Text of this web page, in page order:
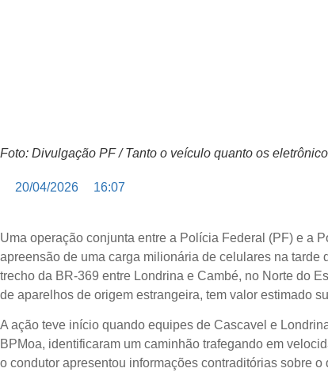
Foto: Divulgação PF / Tanto o veículo quanto os
20/04/2026 16:07
Uma operação conjunta entre a Polícia Federal (PF) e a
apreensão de uma carga milionária de celulares na tarde
trecho da BR-369 entre Londrina e Cambé, no Norte do
de aparelhos de origem estrangeira, tem valor estimado
A ação teve início quando equipes de Cascavel e
BPMoa, identificaram um caminhão trafegando em
o condutor apresentou informações contraditórias sobre